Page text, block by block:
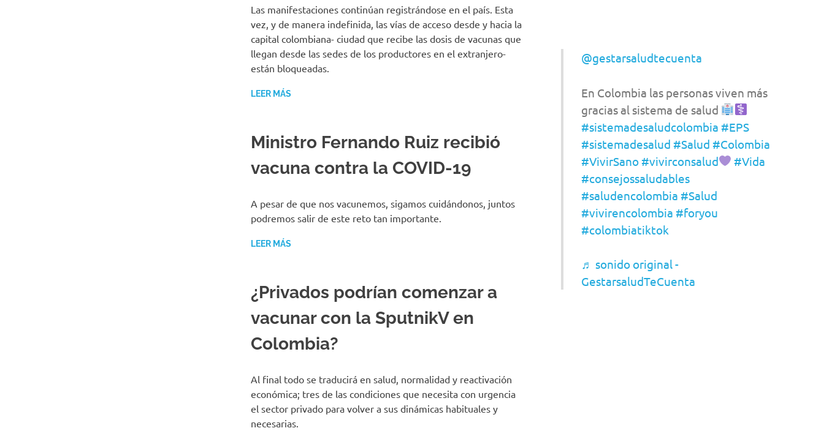
Las manifestaciones continúan registrándose en el país. Esta
vez, y de manera indefinida, las vías de acceso desde y hacia la
capital colombiana- ciudad que recibe las dosis de vacunas que
llegan desde las sedes de los productores en el extranjero-
están bloqueadas.
LEER MÁS
Ministro Fernando Ruiz recibió
vacuna contra la COVID-19
A pesar de que nos vacunemos, sigamos cuidándonos, juntos
podremos salir de este reto tan importante.
LEER MÁS
¿Privados podrían comenzar a
vacunar con la SputnikV en
Colombia?
Al final todo se traducirá en salud, normalidad y reactivación
económica; tres de las condiciones que necesita con urgencia
el sector privado para volver a sus dinámicas habituales y
necesarias.
@gestarsaludtecuenta
En Colombia las personas viven más
gracias al sistema de salud
#sistemadesaludcolombia #EPS
#sistemadesalud #Salud #Colombia
#VivirSano #vivirconsalud
#Vida
#consejossaludables
#saludencolombia #Salud
#vivirencolombia #foryou
#colombiatiktok
♬ sonido original -
GestarsaludTeCuenta